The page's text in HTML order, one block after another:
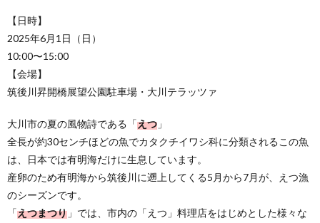
【日時】
2025年6月1日（日）
10:00〜15:00
【会場】
筑後川昇開橋展望公園駐車場・大川テラッツァ
大川市の夏の風物詩である「えつ 」
全長が約30センチほどの魚でカタクチイワシ科に分類されるこの魚
は、日本では有明海だけに生息しています。
産卵のため有明海から筑後川に遡上してくる5月から7月が、えつ漁
のシーズンです。
「えつまつり 」では、市内の「えつ」料理店をはじめとした様々な